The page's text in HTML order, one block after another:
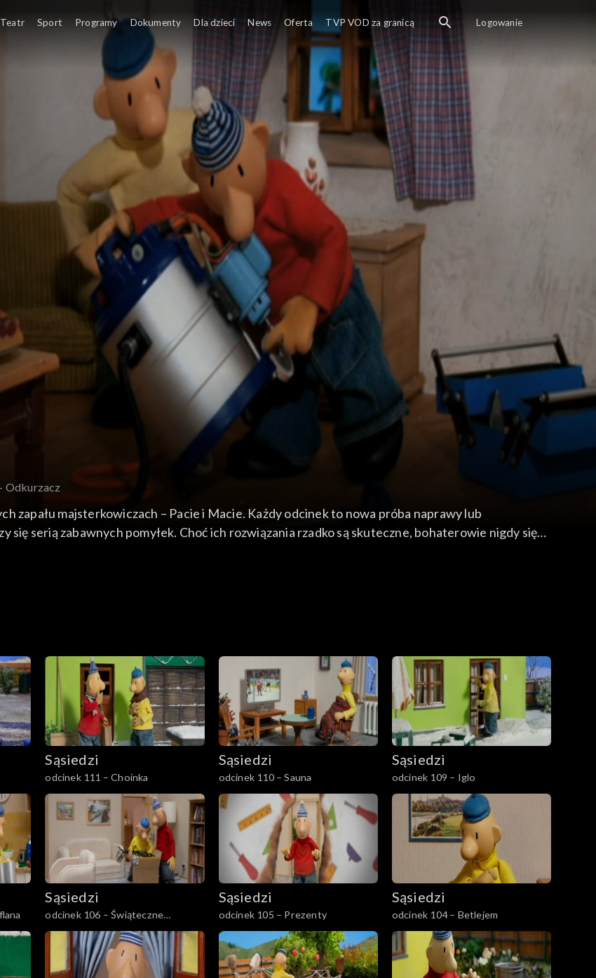
Odkurzacz
zapału majsterkowiczach – Pacie i Macie. Każdy odcinek to nowa próba naprawy lub
się serią zabawnych pomyłek. Choć ich rozwiązania rzadko są skuteczne, bohaterowie nigdy się
i... dobrego humoru.
Sąsiedzi
odcinek 111 – Choinka
Sąsiedzi
odcinek 110 – Sauna
Sąsiedzi
odcinek 109 – Iglo
Sąsiedzi
odcinek 106 – Świąteczne
dekoracje
Sąsiedzi
odcinek 105 – Prezenty
Sąsiedzi
odcinek 104 – Betlejem
Teatr Sport Programy Dokumenty Dla dzieci News Oferta TVP VOD za granicą Logowanie